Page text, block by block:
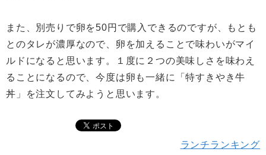
また、別売りで卵を50円で購入できるのですが、もとも
とのタレが濃厚なので、卵を加えることで味わいがマイ
ルドになると思います。１度に２つの美味しさを味わえ
ることになるので、今度は卵も一緒に「特すきやき牛
丼」を注文してみようと思います。
ランチランキング